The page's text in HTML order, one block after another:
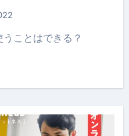
うことはできる？